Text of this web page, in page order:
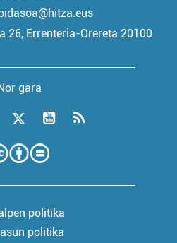
26, Errenteria-Orereta 20100
gara
politika
politika